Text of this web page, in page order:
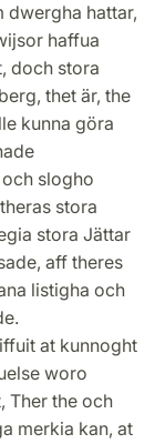
dwergha hattar,
haffua
doch stora
thet är, the
kunna göra
slogho
stora
stora Jättar
aff theres
listigha och
at kunnoght
woro
Ther the och
merkia kan, at